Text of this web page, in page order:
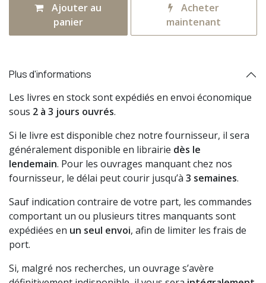
Ajouter au
panier
Acheter
maintenant
Plus d'informations
Les livres en stock sont expédiés en envoi économique
sous 2 à 3 jours ouvrés.
Si le livre est disponible chez notre fournisseur, il sera
généralement disponible en librairie dès le
lendemain. Pour les ouvrages manquant chez nos
fournisseur, le délai peut courir jusqu’à 3 semaines.
Sauf indication contraire de votre part, les commandes
comportant un ou plusieurs titres manquants sont
expédiées en un seul envoi, afin de limiter les frais de
port.
Si, malgré nos recherches, un ouvrage s’avère